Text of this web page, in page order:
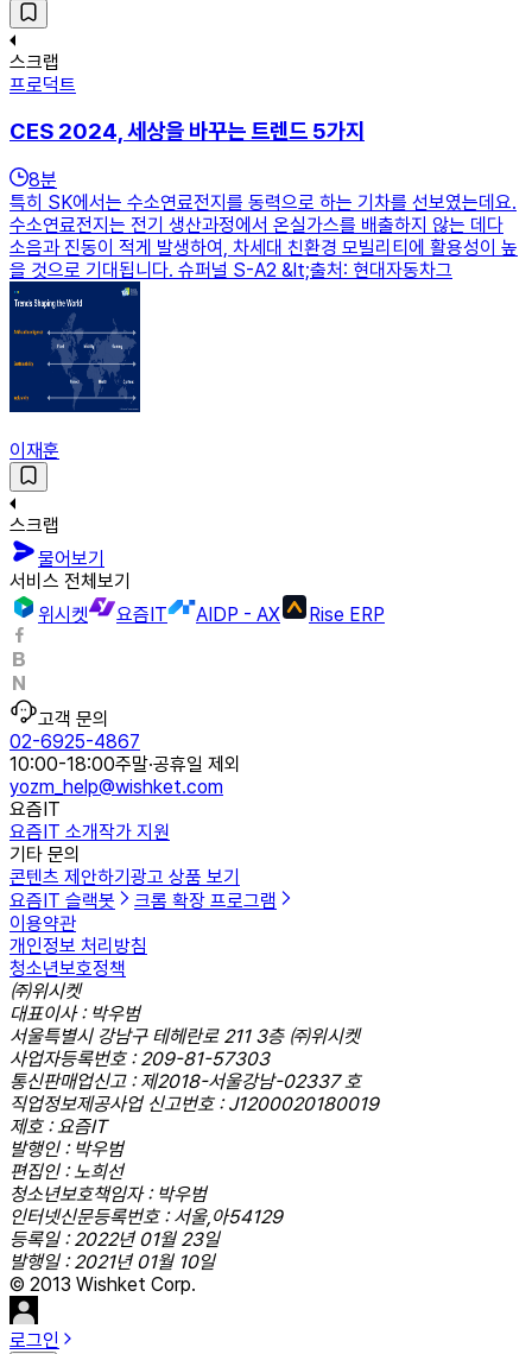
스크랩
프로덕트
CES 2024, 세상을 바꾸는 트렌드 5가지
8분
특히 SK에서는 수소연료전지를 동력으로 하는 기차를 선보였는데요.
수소연료전지는 전기 생산과정에서 온실가스를 배출하지 않는 데다
소음과 진동이 적게 발생하여, 차세대 친환경 모빌리티에 활용성이 높
을 것으로 기대됩니다. 슈퍼널 S-A2 &lt;출처: 현대자동차그
이재훈
스크랩
물어보기
서비스 전체보기
위시켓
요즘IT AIDP - AX Rise ERP
고객 문의
02-6925-4867
10:00-18:00주말·공휴일 제외
yozm_help@wishket.com
요즘IT
요즘IT 소개작가 지원
기타 문의
콘텐츠 제안하기 광고 상품 보기
요즘IT 슬랙봇
크롬 확장 프로그램
이용약관
개인정보 처리방침
청소년보호정책
㈜위시켓
대표이사 : 박우범
서울특별시 강남구 테헤란로 211 3층 ㈜위시켓
사업자등록번호 : 209-81-57303
통신판매업신고 : 제2018-서울강남-02337 호
직업정보제공사업 신고번호 : J1200020180019
제호 : 요즘IT
발행인 : 박우범
편집인 : 노희선
청소년보호책임자 : 박우범
인터넷신문등록번호 : 서울,아54129
등록일 : 2022년 01월 23일
발행일 : 2021년 01월 10일
© 2013 Wishket Corp.
로그인